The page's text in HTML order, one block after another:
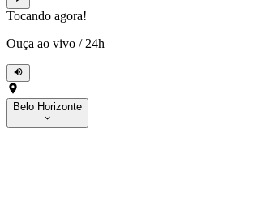
Tocando agora!
Ouça ao vivo / 24h
Belo Horizonte